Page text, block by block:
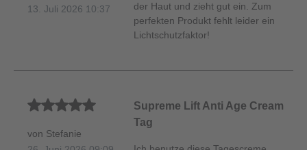
13. Juli 2026 10:37
der Haut und zieht gut ein. Zum
perfekten Produkt fehlt leider ein
Lichtschutzfaktor!
Durchschnittliche Bewertung von 5 von 5 Sternen
von Stefanie
Supreme Lift Anti Age Cream
Tag